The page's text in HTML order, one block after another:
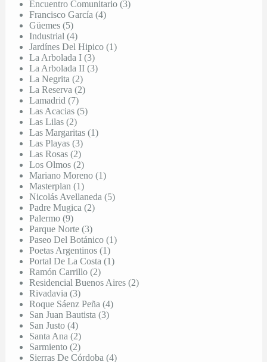
Encuentro Comunitario (3)
Francisco García (4)
Güemes (5)
Industrial (4)
Jardínes Del Hipico (1)
La Arbolada I (3)
La Arbolada II (3)
La Negrita (2)
La Reserva (2)
Lamadrid (7)
Las Acacias (5)
Las Lilas (2)
Las Margaritas (1)
Las Playas (3)
Las Rosas (2)
Los Olmos (2)
Mariano Moreno (1)
Masterplan (1)
Nicolás Avellaneda (5)
Padre Mugica (2)
Palermo (9)
Parque Norte (3)
Paseo Del Botánico (1)
Poetas Argentinos (1)
Portal De La Costa (1)
Ramón Carrillo (2)
Residencial Buenos Aires (2)
Rivadavia (3)
Roque Sáenz Peña (4)
San Juan Bautista (3)
San Justo (4)
Santa Ana (2)
Sarmiento (2)
Sierras De Córdoba (4)